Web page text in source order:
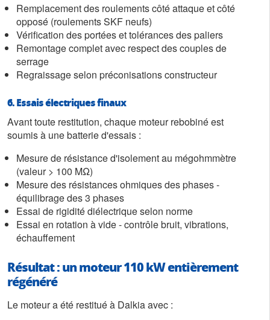
Remplacement des roulements côté attaque et côté
opposé (roulements SKF neufs)
Vérification des portées et tolérances des paliers
Remontage complet avec respect des couples de
serrage
Regraissage selon préconisations constructeur
6. Essais électriques finaux
Avant toute restitution, chaque moteur rebobiné est
soumis à une batterie d'essais :
Mesure de résistance d'isolement au mégohmmètre
(valeur > 100 MΩ)
Mesure des résistances ohmiques des phases -
équilibrage des 3 phases
Essai de rigidité diélectrique selon norme
Essai en rotation à vide - contrôle bruit, vibrations,
échauffement
Résultat : un moteur 110 kW entièrement
régénéré
Le moteur a été restitué à Dalkia avec :